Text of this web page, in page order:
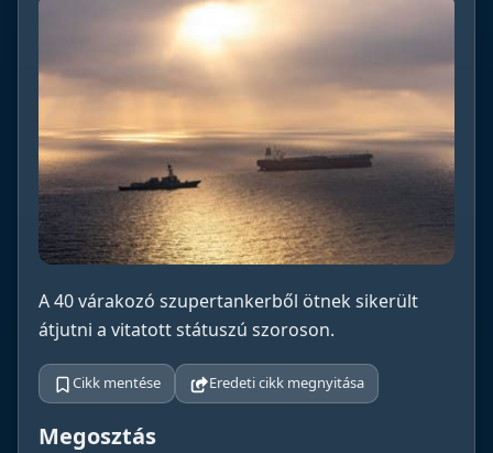
A 40 várakozó szupertankerből ötnek sikerült
átjutni a vitatott státuszú szoroson.
Cikk mentése Eredeti cikk megnyitása
Megosztás